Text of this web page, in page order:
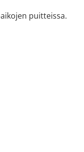
puitteissa.